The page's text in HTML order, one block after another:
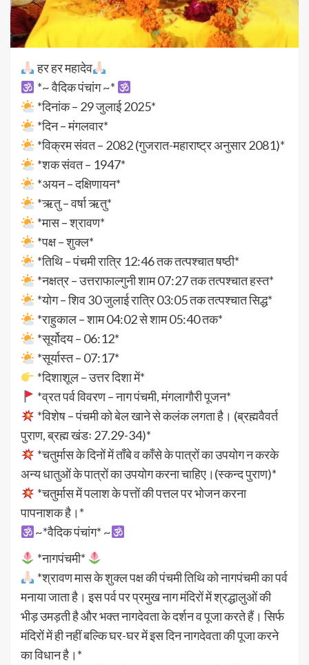
हर हर महादेव
*~ वैदिक पंचांग ~*
*दिनांक – 29 जुलाई 2025*
*दिन – मंगलवार*
*विक्रम संवत – 2082 (गुजरात-महाराष्ट्र अनुसार 2081)*
*शक संवत – 1947*
*अयन – दक्षिणायन*
*ऋतु – वर्षा ऋतु*
*मास – श्रावण*
*पक्ष – शुक्ल*
*तिथि – पंचमी रात्रि 12:46 तक तत्पश्चात षष्ठी*
*नक्षत्र – उत्तराफाल्गुनी शाम 07:27 तक तत्पश्चात हस्त*
*योग – शिव 30 जुलाई रात्रि 03:05 तक तत्पश्चात सिद्ध*
*राहुकाल – शाम 04:02 से शाम 05:40 तक*
*सूर्योदय – 06:12*
*सूर्यास्त – 07:17*
*दिशाशूल – उत्तर दिशा में*
*व्रत पर्व विवरण – नाग पंचमी, मंगलागौरी पूजन*
*विशेष – पंचमी को बेल खाने से कलंक लगता है। (ब्रह्मवैवर्त
पुराण, ब्रह्म खंडः 27.29-34)*
*चतुर्मास के दिनों में ताँबे व काँसे के पात्रों का उपयोग न करके
अन्य धातुओं के पात्रों का उपयोग करना चाहिए।(स्कन्द पुराण)*
*चतुर्मास में पलाश के पत्तों की पत्तल पर भोजन करना
पापनाशक है।*
~*वैदिक पंचांग* ~
*नागपंचमी*
*श्रावण मास के शुक्ल पक्ष की पंचमी तिथि को नागपंचमी का पर्व
मनाया जाता है। इस पर्व पर प्रमुख नाग मंदिरों में श्रद्धालुओं की
भीड़ उमड़ती है और भक्त नागदेवता के दर्शन व पूजा करते हैं। सिर्फ
मंदिरों में ही नहीं बल्कि घर-घर में इस दिन नागदेवता की पूजा करने
का विधान है।*